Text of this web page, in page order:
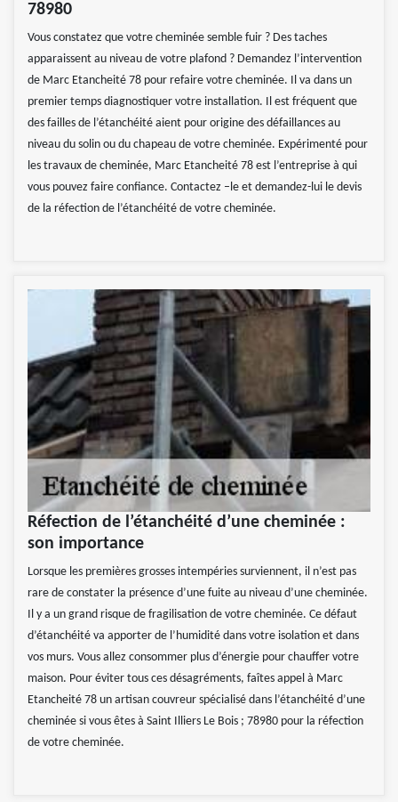
78980
Vous constatez que votre cheminée semble fuir ? Des taches
apparaissent au niveau de votre plafond ? Demandez l’intervention
de Marc Etancheité 78 pour refaire votre cheminée. Il va dans un
premier temps diagnostiquer votre installation. Il est fréquent que
des failles de l’étanchéité aient pour origine des défaillances au
niveau du solin ou du chapeau de votre cheminée. Expérimenté pour
les travaux de cheminée, Marc Etancheité 78 est l’entreprise à qui
vous pouvez faire confiance. Contactez –le et demandez-lui le devis
de la réfection de l’étanchéité de votre cheminée.
Réfection de l’étanchéité d’une cheminée :
son importance
Lorsque les premières grosses intempéries surviennent, il n’est pas
rare de constater la présence d’une fuite au niveau d’une cheminée.
Il y a un grand risque de fragilisation de votre cheminée. Ce défaut
d’étanchéité va apporter de l’humidité dans votre isolation et dans
vos murs. Vous allez consommer plus d’énergie pour chauffer votre
maison. Pour éviter tous ces désagréments, faîtes appel à Marc
Etancheité 78 un artisan couvreur spécialisé dans l’étanchéité d’une
cheminée si vous êtes à Saint Illiers Le Bois ; 78980 pour la réfection
de votre cheminée.